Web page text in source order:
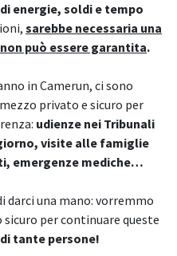
energie, soldi e tempo
sarebbe necessaria una
può essere garantita.
in Camerun, ci sono
privato e sicuro per
udienze nei Tribunali
visite alle famiglie
emergenze mediche…
darci una mano: vorremmo
sicuro per continuare queste
tante persone!